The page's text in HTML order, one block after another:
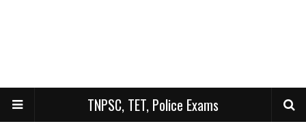
TNPSC, TET, Police Exams